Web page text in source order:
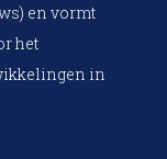
en vormt
het
in